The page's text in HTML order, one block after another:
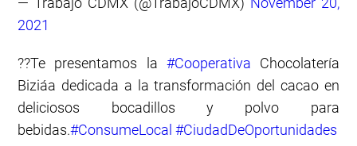
2021
??Te presentamos la #Cooperativa Chocolatería
Biziáa dedicada a la transformación del cacao en
deliciosos bocadillos y polvo para
bebidas.#ConsumeLocal #CiudadDeOportunidades